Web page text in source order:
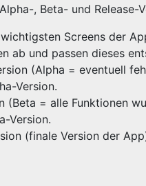
, Beta- und Release-
Screens der
ab und passen dieses
(Alpha = eventuell
Version.
(Beta = alle Funktionen
Version.
(finale Version der